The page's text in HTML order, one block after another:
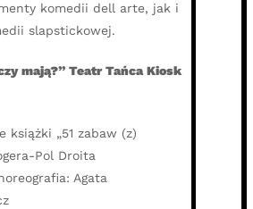
komedii dell arte, jak i
slapstickowej.
mają?” Teatr Tańca Kiosk
książki „51 zabaw (z)
Pol Droita
Agata